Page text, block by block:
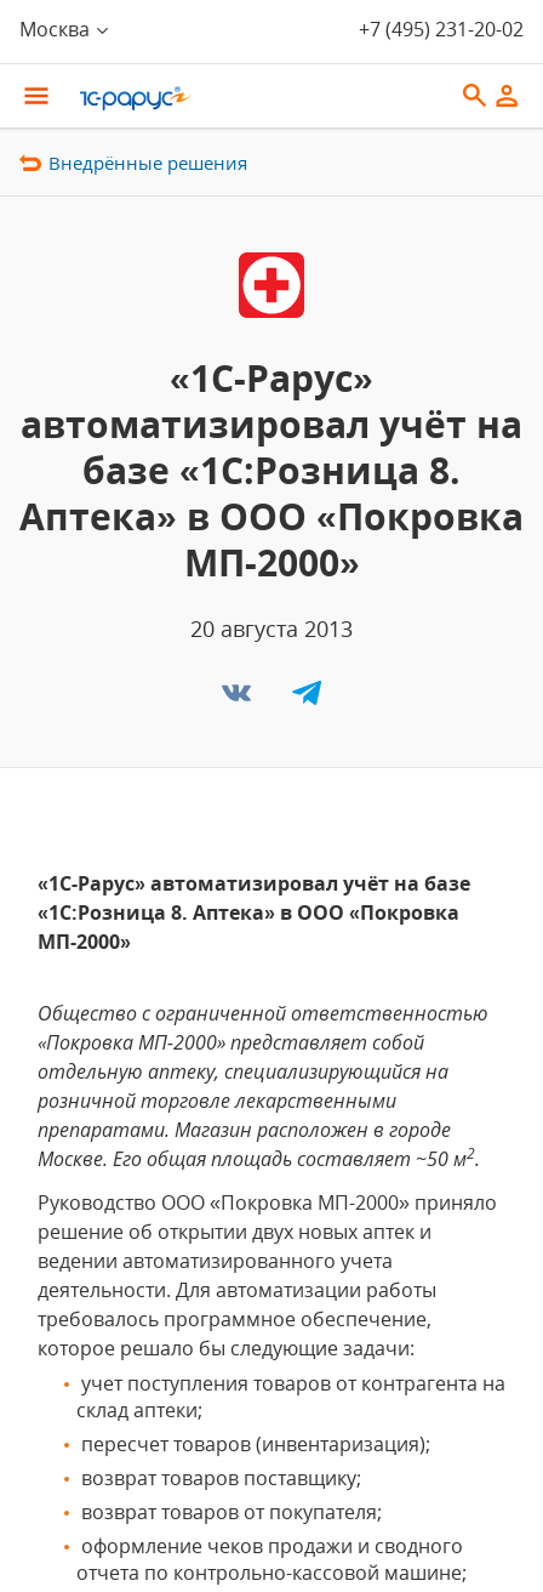
Москва +7 (495) 231-20-02
Внедрённые решения
«1С-Рарус»
автоматизировал учёт на
базе «1С:Розница 8.
Аптека» в ООО «Покровка
МП-2000»
20 августа 2013
«1С-Рарус» автоматизировал учёт на базе
«1С:Розница 8. Аптека» в ООО «Покровка
МП-2000»
Общество с ограниченной ответственностью
«Покровка МП-2000» представляет собой
отдельную аптеку, специализирующийся на
розничной торговле лекарственными
препаратами. Магазин расположен в городе
Москве. Его общая площадь составляет ~50 м2.
Руководство ООО «Покровка МП-2000» приняло
решение об открытии двух новых аптек и
ведении автоматизированного учета
деятельности. Для автоматизации работы
требовалось программное обеспечение,
которое решало бы следующие задачи:
учет поступления товаров от контрагента на
склад аптеки;
пересчет товаров (инвентаризация);
возврат товаров поставщику;
возврат товаров от покупателя;
оформление чеков продажи и сводного
отчета по контрольно-кассовой машине;